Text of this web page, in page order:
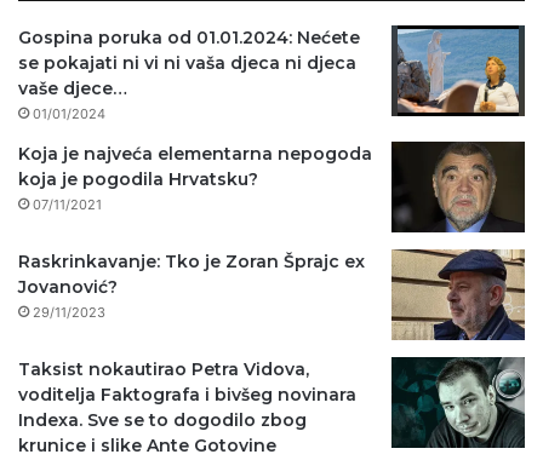
Gospina poruka od 01.01.2024: Nećete
se pokajati ni vi ni vaša djeca ni djeca
vaše djece…
01/01/2024
Koja je najveća elementarna nepogoda
koja je pogodila Hrvatsku?
07/11/2021
Raskrinkavanje: Tko je Zoran Šprajc ex
Jovanović?
29/11/2023
Taksist nokautirao Petra Vidova,
voditelja Faktografa i bivšeg novinara
Indexa. Sve se to dogodilo zbog
krunice i slike Ante Gotovine